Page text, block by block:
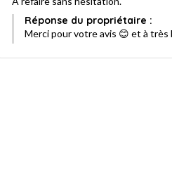
Réponse du propriétaire :
Merci pour votre avis 😊 et à